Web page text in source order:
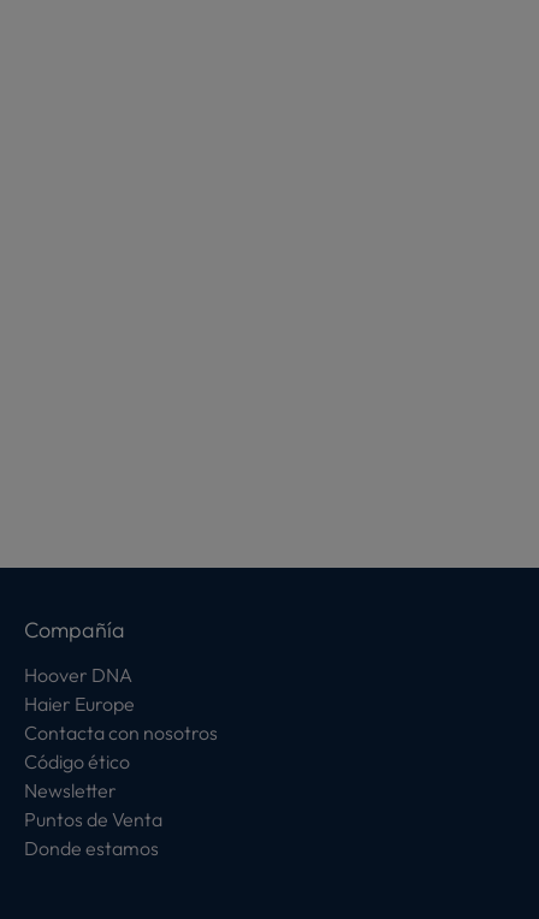
Compañía
Hoover DNA
Haier Europe
Contacta con nosotros
Código ético
Newsletter
Puntos de Venta
Donde estamos